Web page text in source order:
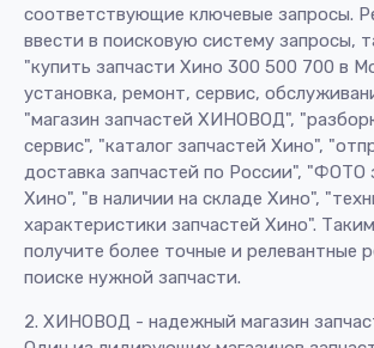
соответствующие ключевые запросы.
ввести в поисковую систему запросы,
"купить запчасти Хино 300 500 700 в
установка, ремонт, сервис,
"магазин запчастей ХИНОВОД",
сервис", "каталог запчастей Хино",
доставка запчастей по России", "ФОТО
Хино", "в наличии на складе Хино",
характеристики запчастей Хино".
получите более точные и релевантные
поиске нужной запчасти.
2. ХИНОВОД - надежный магазин